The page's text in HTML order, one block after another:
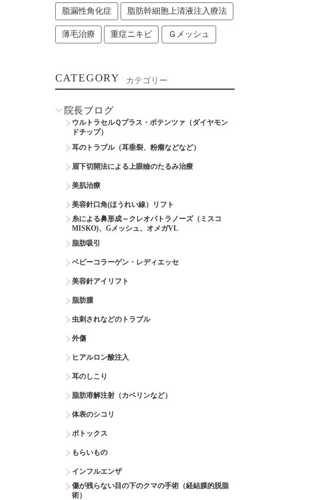
脂漏性角化症 脂肪幹細胞上清液注入療法
薄毛治療 重症ニキビ Ｇメッシュ
CATEGORY カテゴリー
院長ブログ
ウルトラセルＱプラス・ポテンツァ（ダイヤモン
ドチップ）
耳のトラブル（耳垂裂、粉瘤などなど）
眉下切開法による上眼瞼のたるみ治療
美肌治療
美容針口角(ほうれい線）リフト
糸による鼻形成～クレオパトラノーズ（ミスコ
MISKO)、Gメッシュ、オメガVL
脂肪吸引
ベビーコラーゲン・レディエッセ
美容針アイリフト
脂肪腫
虫刺されなどのトラブル
外傷
ヒアルロン酸注入
耳のしこり
脂肪溶解注射（カベリンなど）
体表のシコリ
ボトックス
もらいもの
インフルエンザ
傷が残らない目の下のクマの手術（経結膜的脱脂
術）